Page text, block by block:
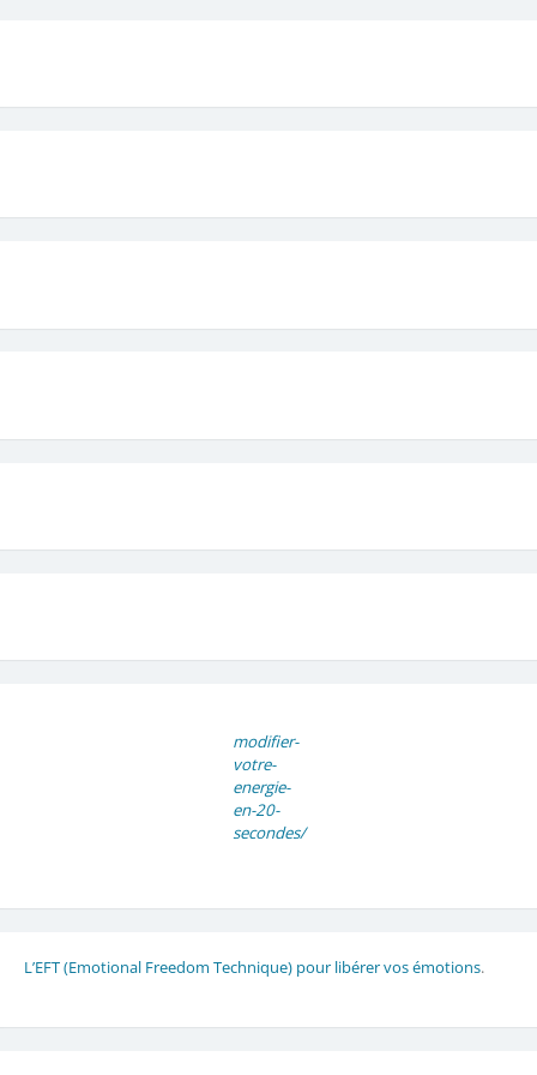
modifier-
votre-
energie-
en-20-
secondes/
L’EFT (Emotional Freedom Technique) pour libérer vos émotions.